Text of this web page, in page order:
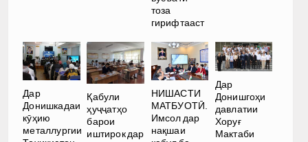
тоза
гирифтааст
Дар
Донишкадаи
кӯҳию
металлургии
Қабули
ҳуҷҷатҳо
барои
иштирок дар
НИШАСТИ
МАТБУОТӢ.
Имсол дар
нақшаи
Дар
Донишгоҳи
давлатии
Хоруғ
Мактаби